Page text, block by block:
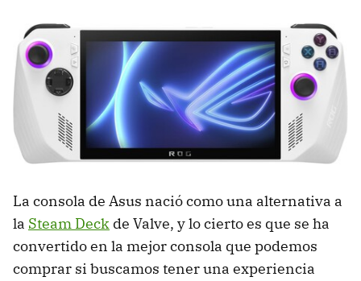
La consola de Asus nació como una alternativa a
la Steam Deck de Valve, y lo cierto es que se ha
convertido en la mejor consola que podemos
comprar si buscamos tener una experiencia